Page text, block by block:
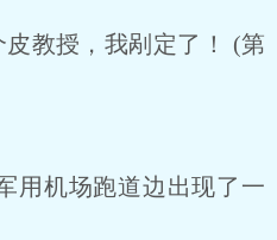
教授，我剐定了！ (第
用机场跑道边出现了一